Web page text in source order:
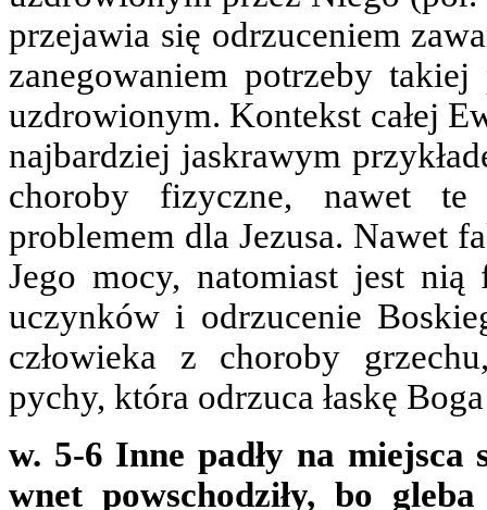
przejawia się odrzuceniem
zanegowaniem potrzeby
uzdrowionym. Kontekst całej
najbardziej jaskrawym
choroby fizyczne, nawet te
problemem dla Jezusa. Nawet
Jego mocy, natomiast jest nią
uczynków i odrzucenie
człowieka z choroby
pychy, która odrzuca łaskę
w. 5-6 Inne padły na miejsca
wnet powschodziły, bo